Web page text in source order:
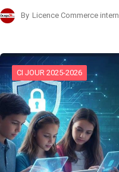
By Licence Commerce
CI JOUR 2025-2026